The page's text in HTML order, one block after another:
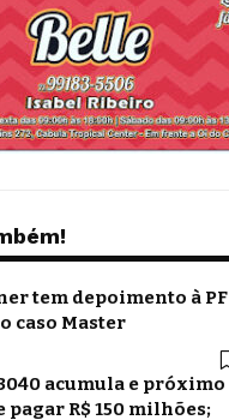
tem depoimento à PF
caso Master
acumula e próximo
pagar R$ 150 milhões;